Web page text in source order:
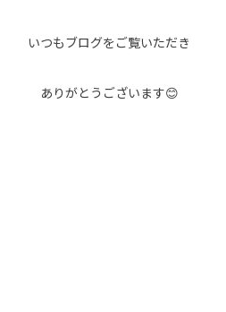
いつもブログをご覧いただき
ありがとうございます😊